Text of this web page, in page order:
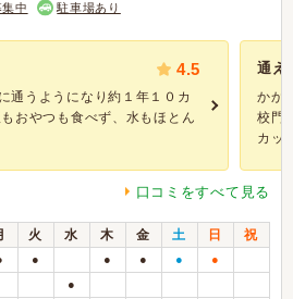
中 駐車場あり
4.5
通うようになり約１年１０カ
おやつも食べず、水もほとん
通え
かか
校門
カッ
口コミをすべて見る
火 水 木 金 土 日
祝
● ● ● ● ●
●